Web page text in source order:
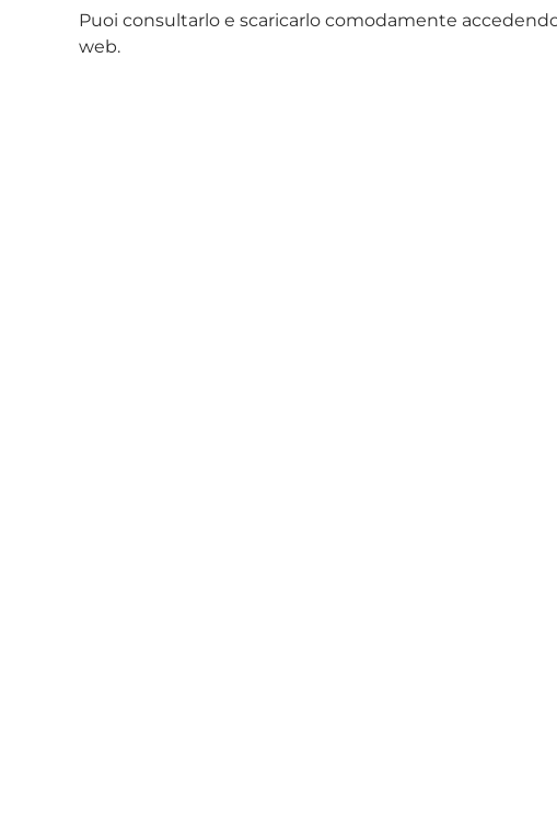
Puoi consultarlo e scaricarlo comodamente accedendo
web.